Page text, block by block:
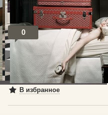
0
Посты по теме
В избранное